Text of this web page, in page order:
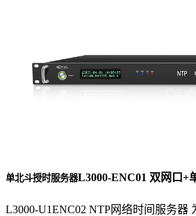
单北斗授时服务器L3000-ENC01 双网口+
L3000-U1ENC02 NTP网络时间服务器